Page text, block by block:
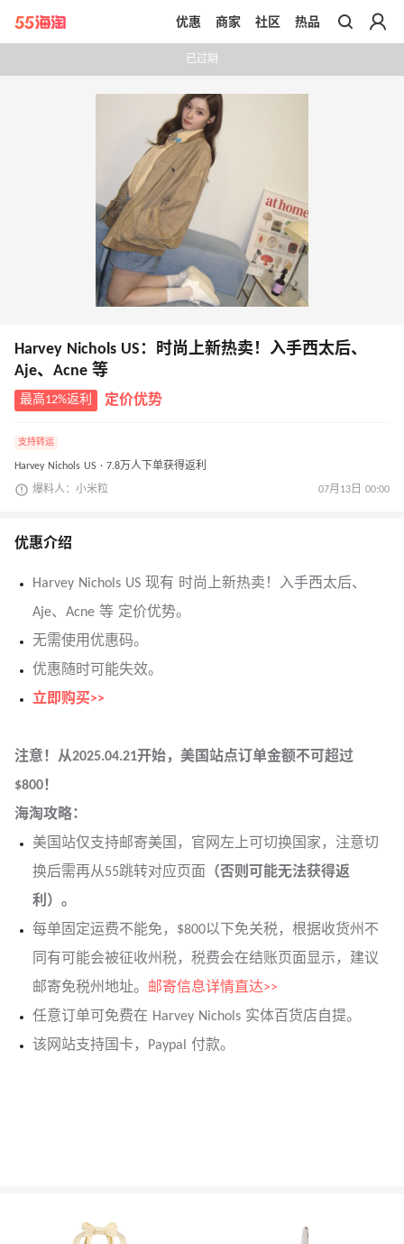
带你去官网买正品
优惠 商家 社区 热品
已过期
Harvey Nichols US：时尚上新热卖！入手西太后、
Aje、Acne 等
最高12%返利 定价优势
支持转运
Harvey Nichols US · 7.8万人下单获得返利
爆料人：小米粒 07月13日 00:00
优惠介绍
Harvey Nichols US 现有 时尚上新热卖！入手西太后、
Aje、Acne 等 定价优势。
无需使用优惠码。
优惠随时可能失效。
立即购买>>
注意！从2025.04.21开始，美国站点订单金额不可超过
$800！
海淘攻略：
美国站仅支持邮寄美国，官网左上可切换国家，注意切
换后需再从55跳转对应页面 （否则可能无法获得返
利）。
每单固定运费不能免，$800以下免关税，根据收货州不
同有可能会被征收州税，税费会在结账页面显示，建议
邮寄免税州地址。
邮寄信息详情直达>>
任意订单可免费在 Harvey Nichols 实体百货店自提。
该网站支持国卡，Paypal 付款。